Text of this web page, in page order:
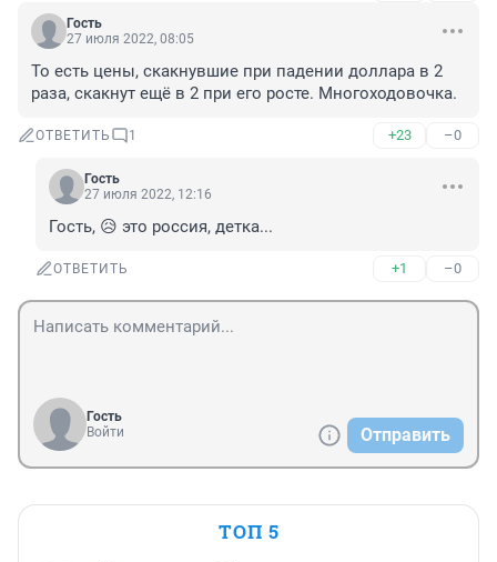
Гость
27 июля 2022, 08:05
То есть цены, скакнувшие при падении доллара в 2
раза, скакнут ещё в 2 при его росте. Многоходовочка.
ОТВЕТИТЬ 1 +23 –0
Гость
27 июля 2022, 12:16
Гость, 😥 это россия, детка...
ОТВЕТИТЬ +1 –0
Гость
Войти
Отправить
ТОП 5